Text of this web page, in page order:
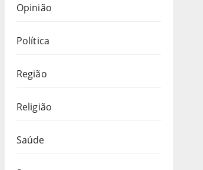
Opinião
Política
Região
Religião
Saúde